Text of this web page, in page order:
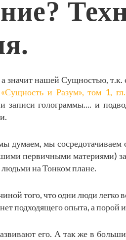
значит нашей Сущностью,
и Разум», том 1,
записи голограммы.... и
думаем, мы
первичными материями)
на Тонком плане.
того, что одни люди
подходящего опыта, а
его. А так же в